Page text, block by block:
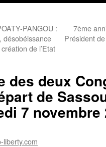
PANGOU :
désobéissance
de l’Etat
7ème
Président
des deux
de
7 novembre
liberty.com